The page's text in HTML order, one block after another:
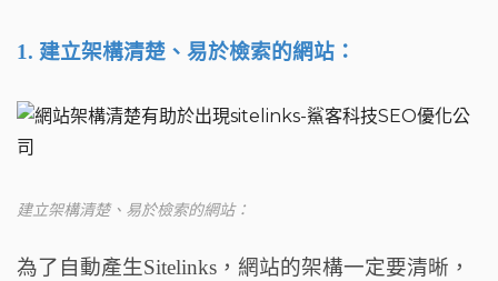
1. 建立架構清楚、易於檢索的網站：
建立架構清楚、易於檢索的網站：
為了自動產生Sitelinks，網站的架構一定要清晰，